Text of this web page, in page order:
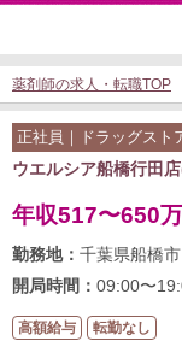
薬剤師の求人・転職TOP
正社員｜ドラッグスト
ウエルシア船橋行田
年収517〜650
勤務地： 千葉県船橋
開局時間： 09:00〜
高額給与 転勤なし